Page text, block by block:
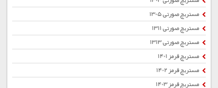
مستربچ صورتی 1305
مستربچ صورتی 1311
مستربچ صورتی 1313
مستربچ قرمز 1401
مستربچ قرمز 1402
مستربچ قرمز 1403